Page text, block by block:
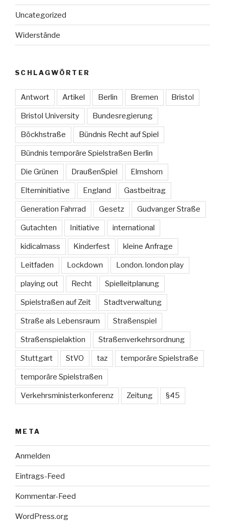
Uncategorized
Widerstände
SCHLAGWÖRTER
Antwort Artikel Berlin Bremen Bristol
Bristol University Bundesregierung
Böckhstraße Bündnis Recht auf Spiel
Bündnis temporäre Spielstraßen Berlin
Die Grünen DraußenSpiel Elmshorn
Elterninitiative England Gastbeitrag
Generation Fahrrad Gesetz Gudvanger Straße
Gutachten Initiative international
kidicalmass Kinderfest kleine Anfrage
Leitfaden Lockdown London. london play
playing out Recht Spielleitplanung
Spielstraßen auf Zeit Stadtverwaltung
Straße als Lebensraum Straßenspiel
Straßenspielaktion Straßenverkehrsordnung
Stuttgart StVO taz temporäre Spielstraße
temporäre Spielstraßen
Verkehrsministerkonferenz Zeitung §45
META
Anmelden
Eintrags-Feed
Kommentar-Feed
WordPress.org